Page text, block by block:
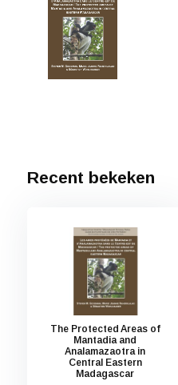
Recent bekeken
The Protected Areas of
Mantadia and
Analamazaotra in
Central Eastern
Madagascar